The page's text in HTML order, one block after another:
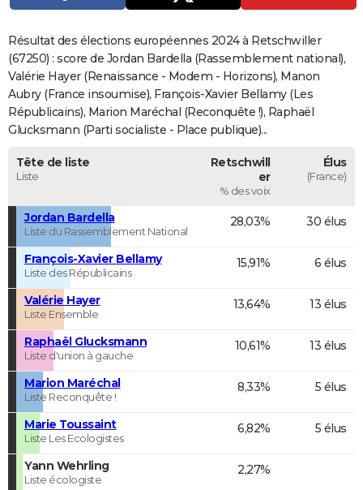
S'inscrire
Se connecter
Lycées
Collèges
Primaires
Universités
Entreprises
Service militaire
Avis de recherche
AVIS DE DÉCÈS
FORUM
Bricolage
Lifestyle
Culture
SportAuto
Television
Voyage
Cinema
Résultat des élections européennes 2024 à Retschwiller
(67250) : score de Jordan Bardella (Rassemblement national),
Valérie Hayer (Renaissance - Modem - Horizons), Manon
Aubry (France insoumise), François-Xavier Bellamy (Les
Républicains), Marion Maréchal (Reconquête !), Raphaël
Glucksmann (Parti socialiste - Place publique)...
Tête de liste
Liste
Retschwill
er
% des voix
Élus
(France)
Jordan Bardella
Liste du Rassemblement National
28,03% 30 élus
François-Xavier Bellamy
Liste des Républicains
15,91% 6 élus
Valérie Hayer
Liste Ensemble
13,64% 13 élus
Raphaël Glucksmann
Liste d'union à gauche
10,61% 13 élus
Marion Maréchal
Liste Reconquête !
8,33% 5 élus
Marie Toussaint
Liste Les Ecologistes
6,82% 5 élus
Yann Wehrling
Liste écologiste
2,27%